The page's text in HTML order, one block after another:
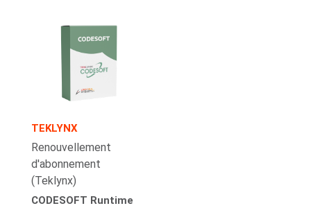
TEKLYNX
Renouvellement
d'abonnement
(Teklynx)
CODESOFT Runtime